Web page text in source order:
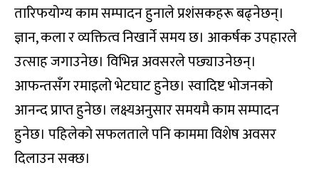
तारिफयोग्य काम सम्पादन हुनाले प्रशंसकहरू बढ्नेछन्।
ज्ञान, कला र व्यक्तित्व निखार्ने समय छ। आकर्षक उपहारले
उत्साह जगाउनेछ। विभिन्न अवसरले पछ्याउनेछन्।
आफन्तसँग रमाइलो भेटघाट हुनेछ। स्वादिष्ट भोजनको
आनन्द प्राप्त हुनेछ। लक्ष्यअनुसार समयमै काम सम्पादन
हुनेछ। पहिलेको सफलताले पनि काममा विशेष अवसर
दिलाउन सक्छ।